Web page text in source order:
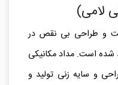
لامی)
و طراحی بی نقص در
شده است. مداد مکانیکی
و سایه زنی تولید و